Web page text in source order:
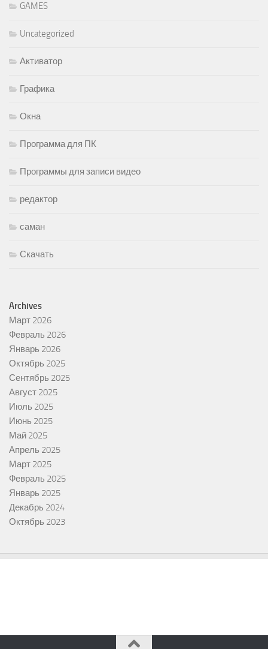
GAMES
Uncategorized
Активатор
Графика
Окна
Программа для ПК
Программы для записи видео
редактор
саман
Скачать
Archives
Март 2026
Февраль 2026
Январь 2026
Октябрь 2025
Сентябрь 2025
Август 2025
Июль 2025
Июнь 2025
Май 2025
Апрель 2025
Март 2025
Февраль 2025
Январь 2025
Декабрь 2024
Октябрь 2023